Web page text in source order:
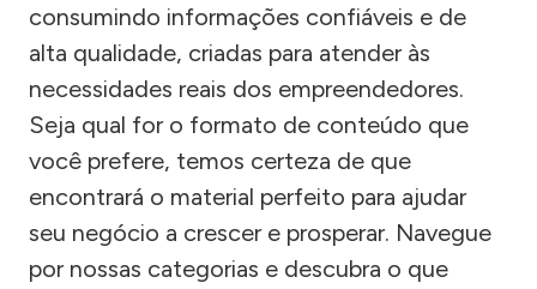
consumindo informações confiáveis e de
alta qualidade, criadas para atender às
necessidades reais dos empreendedores.
Seja qual for o formato de conteúdo que
você prefere, temos certeza de que
encontrará o material perfeito para ajudar
seu negócio a crescer e prosperar. Navegue
por nossas categorias e descubra o que